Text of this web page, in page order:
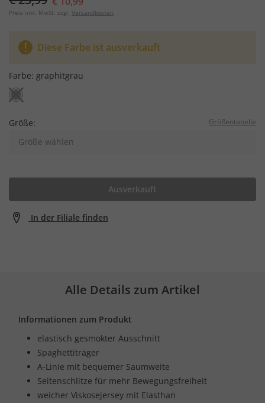
Preis inkl. MwSt. zzgl. Versandkosten
Diese Farbe ist ausverkauft
Farbe: graphitgrau
Größe: Größentabelle
Größe wählen
Ausverkauft
In der Filiale finden
Alle Details zum Artikel
Informationen zum Produkt
elastisch gesmokter Ausschnitt
Spaghettiträger
A-Linie mit bequemer Saumweite
Seitenschlitze für mehr Bewegungsfreiheit
weicher Viskosejersey mit Elasthan